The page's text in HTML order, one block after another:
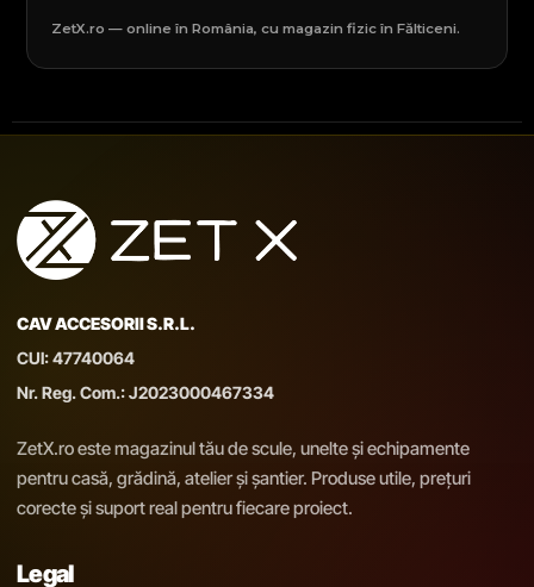
ZetX.ro — online în România, cu magazin fizic în Fălticeni.
CAV ACCESORII S.R.L.
CUI: 47740064
Nr. Reg. Com.: J2023000467334
ZetX.ro este magazinul tău de scule, unelte și echipamente
pentru casă, grădină, atelier și șantier. Produse utile, prețuri
corecte și suport real pentru fiecare proiect.
Legal